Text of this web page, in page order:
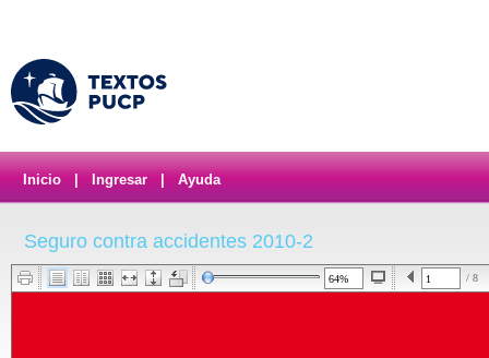
Inicio Ingresar Ayuda
Seguro contra accidentes 2010-2
/ 8